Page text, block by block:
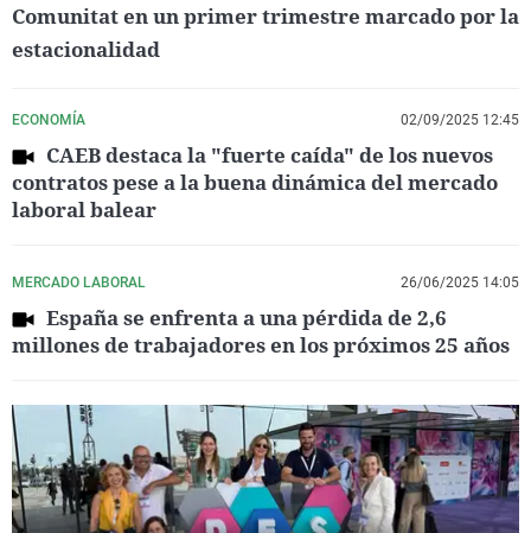
Comunitat en un primer trimestre marcado por la
estacionalidad
ECONOMÍA 02/09/2025 12:45
CAEB destaca la "fuerte caída" de los nuevos
contratos pese a la buena dinámica del mercado
laboral balear
MERCADO LABORAL 26/06/2025 14:05
España se enfrenta a una pérdida de 2,6
millones de trabajadores en los próximos 25 años